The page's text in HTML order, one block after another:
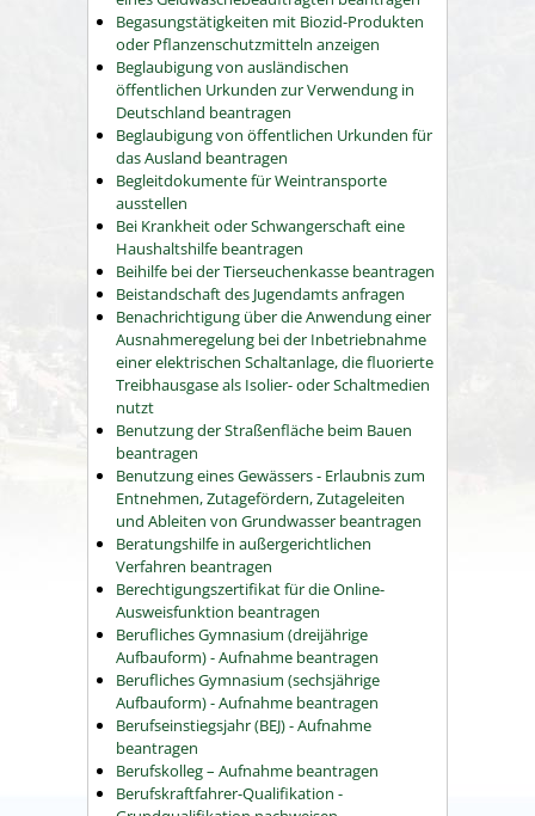
Begasungstätigkeiten mit Biozid-Produkten
oder Pflanzenschutzmitteln anzeigen
Beglaubigung von ausländischen
öffentlichen Urkunden zur Verwendung in
Deutschland beantragen
Beglaubigung von öffentlichen Urkunden für
das Ausland beantragen
Begleitdokumente für Weintransporte
ausstellen
Bei Krankheit oder Schwangerschaft eine
Haushaltshilfe beantragen
Beihilfe bei der Tierseuchenkasse beantragen
Beistandschaft des Jugendamts anfragen
Benachrichtigung über die Anwendung einer
Ausnahmeregelung bei der Inbetriebnahme
einer elektrischen Schaltanlage, die fluorierte
Treibhausgase als Isolier- oder Schaltmedien
nutzt
Benutzung der Straßenfläche beim Bauen
beantragen
Benutzung eines Gewässers - Erlaubnis zum
Entnehmen, Zutagefördern, Zutageleiten
und Ableiten von Grundwasser beantragen
Beratungshilfe in außergerichtlichen
Verfahren beantragen
Berechtigungszertifikat für die Online-
Ausweisfunktion beantragen
Berufliches Gymnasium (dreijährige
Aufbauform) - Aufnahme beantragen
Berufliches Gymnasium (sechsjährige
Aufbauform) - Aufnahme beantragen
Berufseinstiegsjahr (BEJ) - Aufnahme
beantragen
Berufskolleg – Aufnahme beantragen
Berufskraftfahrer-Qualifikation -